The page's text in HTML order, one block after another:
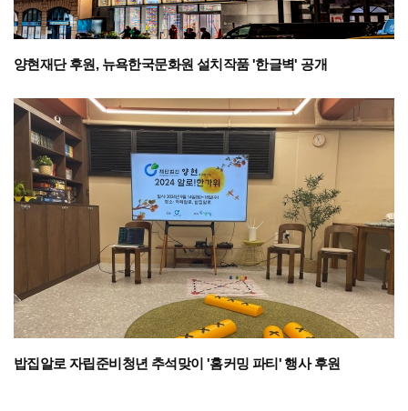
양현재단 후원, 뉴욕한국문화원 설치작품 '한글벽' 공개
밥집알로 자립준비청년 추석맞이 '홈커밍 파티' 행사 후원